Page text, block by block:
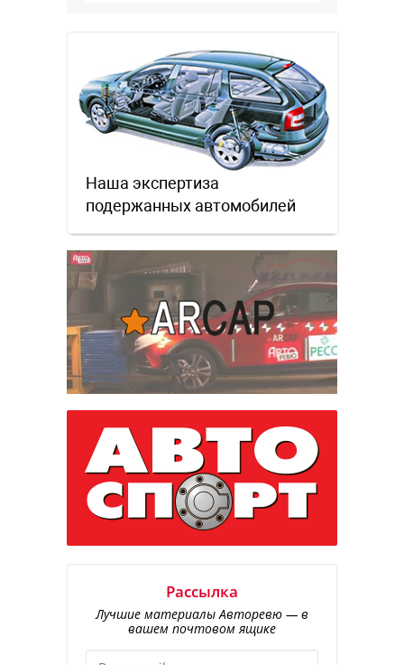
Наша экспертиза
подержанных автомобилей
Рассылка
Лучшие материалы Авторевю — в
вашем почтовом ящике